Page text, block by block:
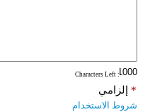
: Characters Left
إلزامي *
شروط الاستخدام